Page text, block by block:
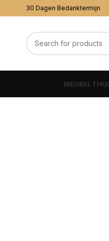
30 Dagen
MEUBEL